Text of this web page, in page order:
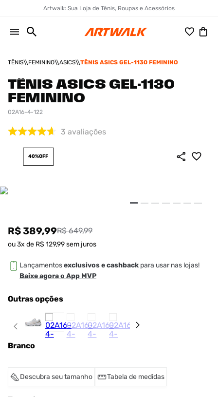
Artwalk: Sua Loja de Tênis, Roupas e Acessórios
TÊNIS FEMININO ASICS TÊNIS ASICS GEL-1130 FEMININO
TÊNIS ASICS GEL-1130
FEMININO
02A16-4-122
3 avaliações
40%OFF
R$ 389,99R$ 649,99
ou3x de R$ 129,99sem juros
Lançamentosexclusivos e cashback para usar nas lojas!
Baixe agora o App MVP
Outras opções
Branco
Descubra seu tamanho Tabela de medidas